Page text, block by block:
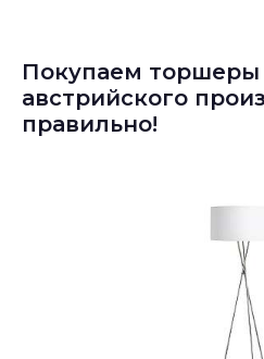
Покупаем торшеры
австрийского
правильно!